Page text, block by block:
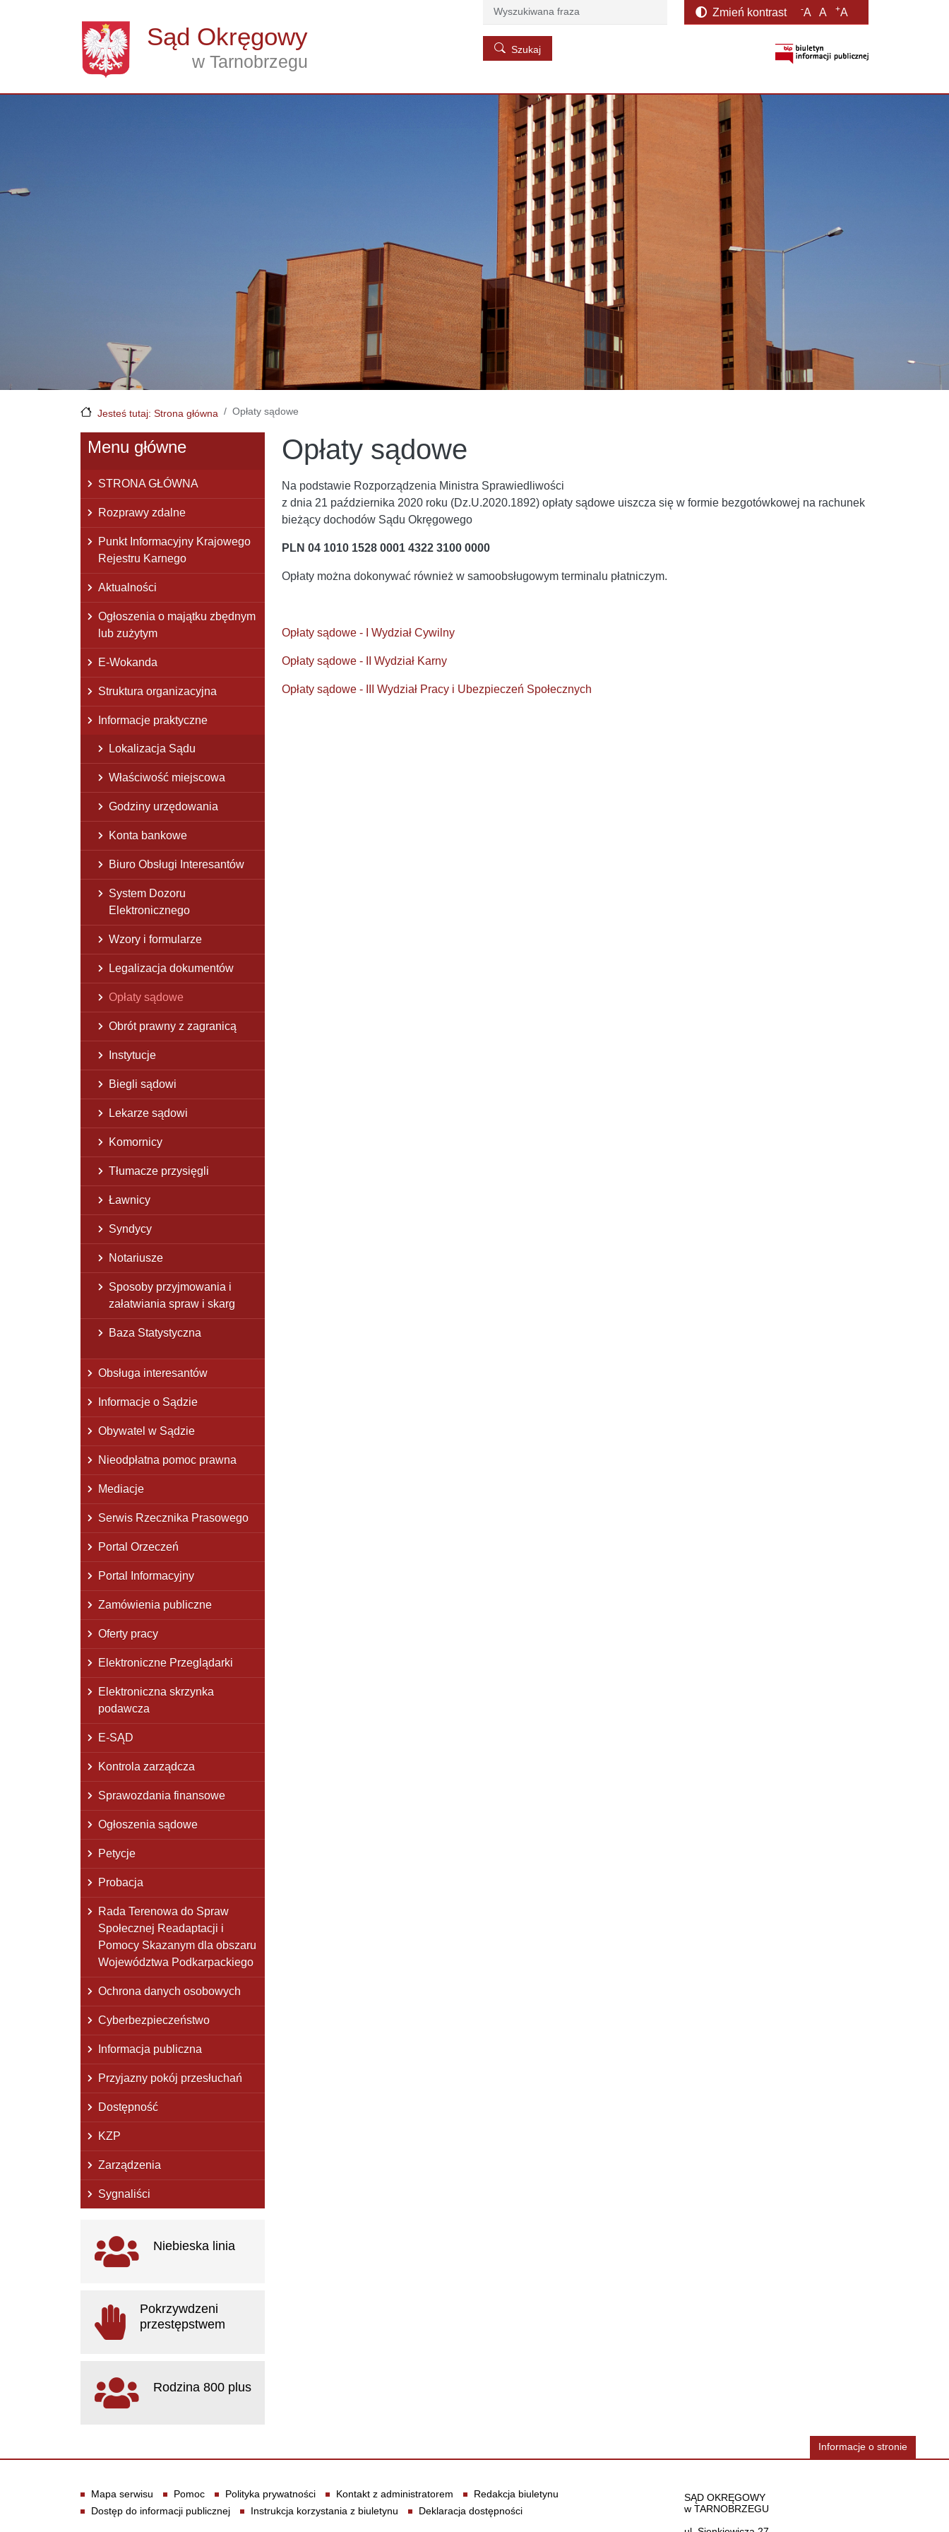
Sąd Okręgowy
w Tarnobrzegu
Szukaj
Szukaj
Zmień kontrast -A A +A
Jesteś tutaj: Strona główna Opłaty sądowe
Opłaty sądowe
Na podstawie Rozporządzenia Ministra Sprawiedliwości
z dnia 21 października 2020 roku (Dz.U.2020.1892) opłaty sądowe uiszcza się w formie bezgotówkowej na rachunek
bieżący dochodów Sądu Okręgowego
PLN 04 1010 1528 0001 4322 3100 0000
Opłaty można dokonywać również w samoobsługowym terminalu płatniczym.
Opłaty sądowe - I Wydział Cywilny
Opłaty sądowe - II Wydział Karny
Opłaty sądowe - III Wydział Pracy i Ubezpieczeń Społecznych
Menu główne
STRONA GŁÓWNA
Rozprawy zdalne
Punkt Informacyjny Krajowego
Rejestru Karnego
Aktualności
Ogłoszenia o majątku zbędnym
lub zużytym
E-Wokanda
Struktura organizacyjna
Informacje praktyczne
Lokalizacja Sądu
Właściwość miejscowa
Godziny urzędowania
Konta bankowe
Biuro Obsługi Interesantów
System Dozoru
Elektronicznego
Wzory i formularze
Legalizacja dokumentów
Opłaty sądowe
Obrót prawny z zagranicą
Instytucje
Biegli sądowi
Lekarze sądowi
Komornicy
Tłumacze przysięgli
Ławnicy
Syndycy
Notariusze
Sposoby przyjmowania i
załatwiania spraw i skarg
Baza Statystyczna
Obsługa interesantów
Informacje o Sądzie
Obywatel w Sądzie
Nieodpłatna pomoc prawna
Mediacje
Serwis Rzecznika Prasowego
Portal Orzeczeń
Portal Informacyjny
Zamówienia publiczne
Oferty pracy
Elektroniczne Przeglądarki
Elektroniczna skrzynka
podawcza
E-SĄD
Kontrola zarządcza
Sprawozdania finansowe
Ogłoszenia sądowe
Petycje
Probacja
Rada Terenowa do Spraw
Społecznej Readaptacji i
Pomocy Skazanym dla obszaru
Województwa Podkarpackiego
Ochrona danych osobowych
Cyberbezpieczeństwo
Informacja publiczna
Przyjazny pokój przesłuchań
Dostępność
KZP
Zarządzenia
Sygnaliści
Ważne linki
Niebieska linia
Pokrzywdzeni
przestępstwem
Rodzina 800 plus
Informacje o stronie
Informacje
Mapa serwisu Pomoc Polityka prywatności Kontakt z administratorem
Redakcja biuletynu
Dostęp do informacji publicznej
Instrukcja korzystania z biuletynu Deklaracja dostępności Dane teleadresowe
SĄD OKRĘGOWY
w TARNOBRZEGU